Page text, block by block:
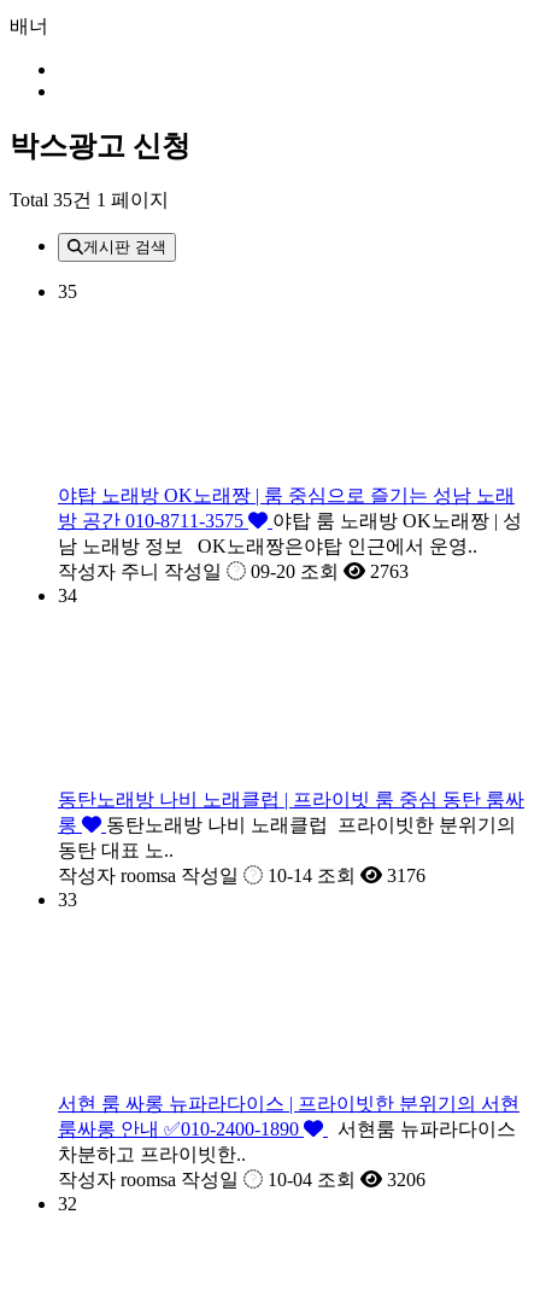
배너
박스광고 신청
Total 35건 1 페이지
게시판 검색
35
야탑 노래방 OK노래짱 | 룸 중심으로 즐기는 성남 노래
방 공간 010-8711-3575
야탑 룸 노래방 OK노래짱 | 성
남 노래방 정보 OK노래짱은야탑 인근에서 운영..
작성자 주니 작성일 09-20 조회
2763
34
동탄노래방 나비 노래클럽 | 프라이빗 룸 중심 동탄 룸싸
롱
동탄노래방 나비 노래클럽 프라이빗한 분위기의
동탄 대표 노..
작성자 roomsa 작성일 10-14 조회
3176
33
서현 룸 싸롱 뉴파라다이스 | 프라이빗한 분위기의 서현
룸싸롱 안내 ✅010-2400-1890
서현룸 뉴파라다이스
차분하고 프라이빗한..
작성자 roomsa 작성일 10-04 조회
3206
32